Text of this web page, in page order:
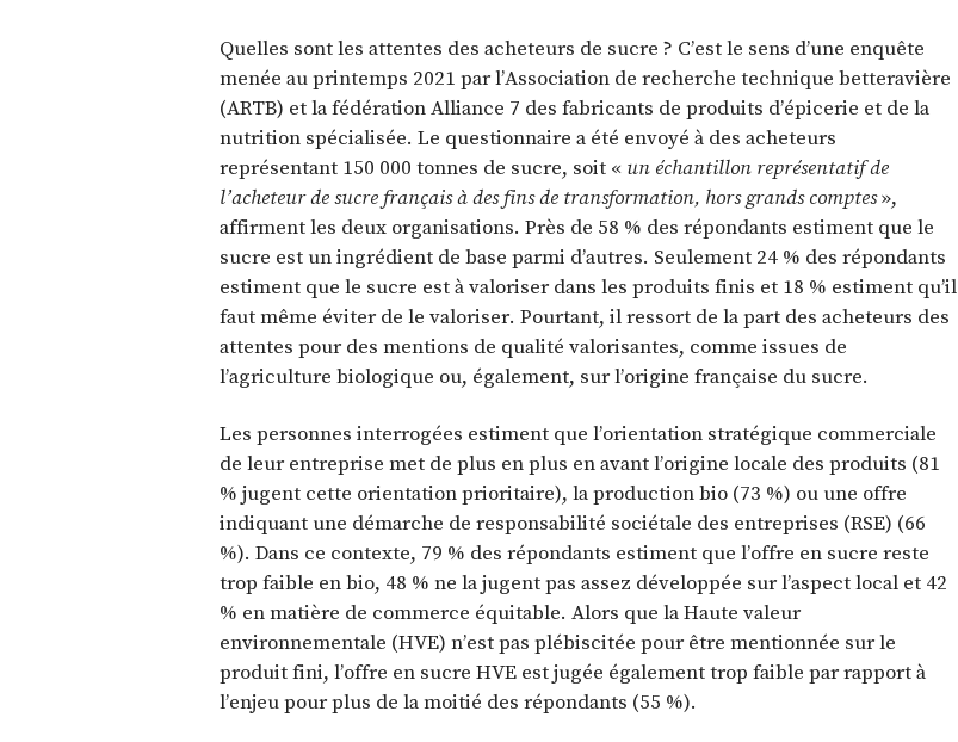
Quelles sont les attentes des acheteurs de sucre ? C’est le sens d’une enquête
menée au printemps 2021 par l’Association de recherche technique betteravière
(ARTB) et la fédération Alliance 7 des fabricants de produits d’épicerie et de la
nutrition spécialisée. Le questionnaire a été envoyé à des acheteurs
représentant 150 000 tonnes de sucre, soit « un échantillon représentatif de
l’acheteur de sucre français à des fins de transformation, hors grands comptes»,
affirment les deux organisations. Près de 58 % des répondants estiment que le
sucre est un ingrédient de base parmi d’autres. Seulement 24 % des répondants
estiment que le sucre est à valoriser dans les produits finis et 18 % estiment qu’il
faut même éviter de le valoriser. Pourtant, il ressort de la part des acheteurs des
attentes pour des mentions de qualité valorisantes, comme issues de
l’agriculture biologique ou, également, sur l’origine française du sucre.
Les personnes interrogées estiment que l’orientation stratégique commerciale
de leur entreprise met de plus en plus en avant l’origine locale des produits (81
% jugent cette orientation prioritaire), la production bio (73 %) ou une offre
indiquant une démarche de responsabilité sociétale des entreprises (RSE) (66
%). Dans ce contexte, 79 % des répondants estiment que l’offre en sucre reste
trop faible en bio, 48 % ne la jugent pas assez développée sur l’aspect local et 42
% en matière de commerce équitable. Alors que la Haute valeur
environnementale (HVE) n’est pas plébiscitée pour être mentionnée sur le
produit fini, l’offre en sucre HVE est jugée également trop faible par rapport à
l’enjeu pour plus de la moitié des répondants (55 %).